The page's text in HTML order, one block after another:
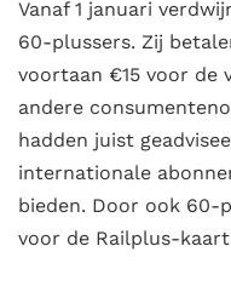
Vanaf 1 januari
60-plussers. Zij
voortaan €15 voor de
andere
hadden juist
internationale
bieden. Door ook 60-
voor de Railplus-